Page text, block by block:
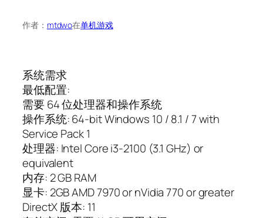
作者： mtdwo在单机游戏
系统需求
最低配置:
需要 64 位处理器和操作系统
操作系统: 64-bit Windows 10 / 8.1 / 7 with
Service Pack 1
处理器: Intel Core i3-2100 (3.1 GHz) or
equivalent
内存: 2 GB RAM
显卡: 2GB AMD 7970 or nVidia 770 or greater
DirectX 版本: 11